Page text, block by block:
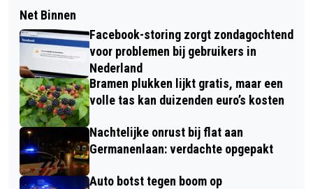
Net Binnen
Facebook-storing zorgt zondagochtend
voor problemen bij gebruikers in
Nederland
Bramen plukken lijkt gratis, maar een
volle tas kan duizenden euro’s kosten
Nachtelijke onrust bij flat aan
Germanenlaan: verdachte opgepakt
Auto botst tegen boom op